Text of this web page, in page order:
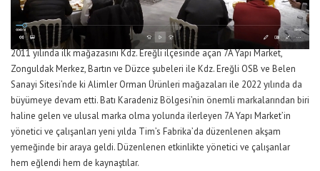
2011 yılında ilk mağazasını Kdz. Ereğli ilçesinde açan 7A Yapı Market,
Zonguldak Merkez, Bartın ve Düzce şubeleri ile Kdz. Ereğli OSB ve Belen
Sanayi Sitesi’nde ki Alimler Orman Ürünleri mağazaları ile 2022 yılında da
büyümeye devam etti. Batı Karadeniz Bölgesi’nin önemli markalarından biri
haline gelen ve ulusal marka olma yolunda ilerleyen 7A Yapı Market’in
yönetici ve çalışanları yeni yılda Tim’s Fabrika’da düzenlenen akşam
yemeğinde bir araya geldi. Düzenlenen etkinlikte yönetici ve çalışanlar
hem eğlendi hem de kaynaştılar.